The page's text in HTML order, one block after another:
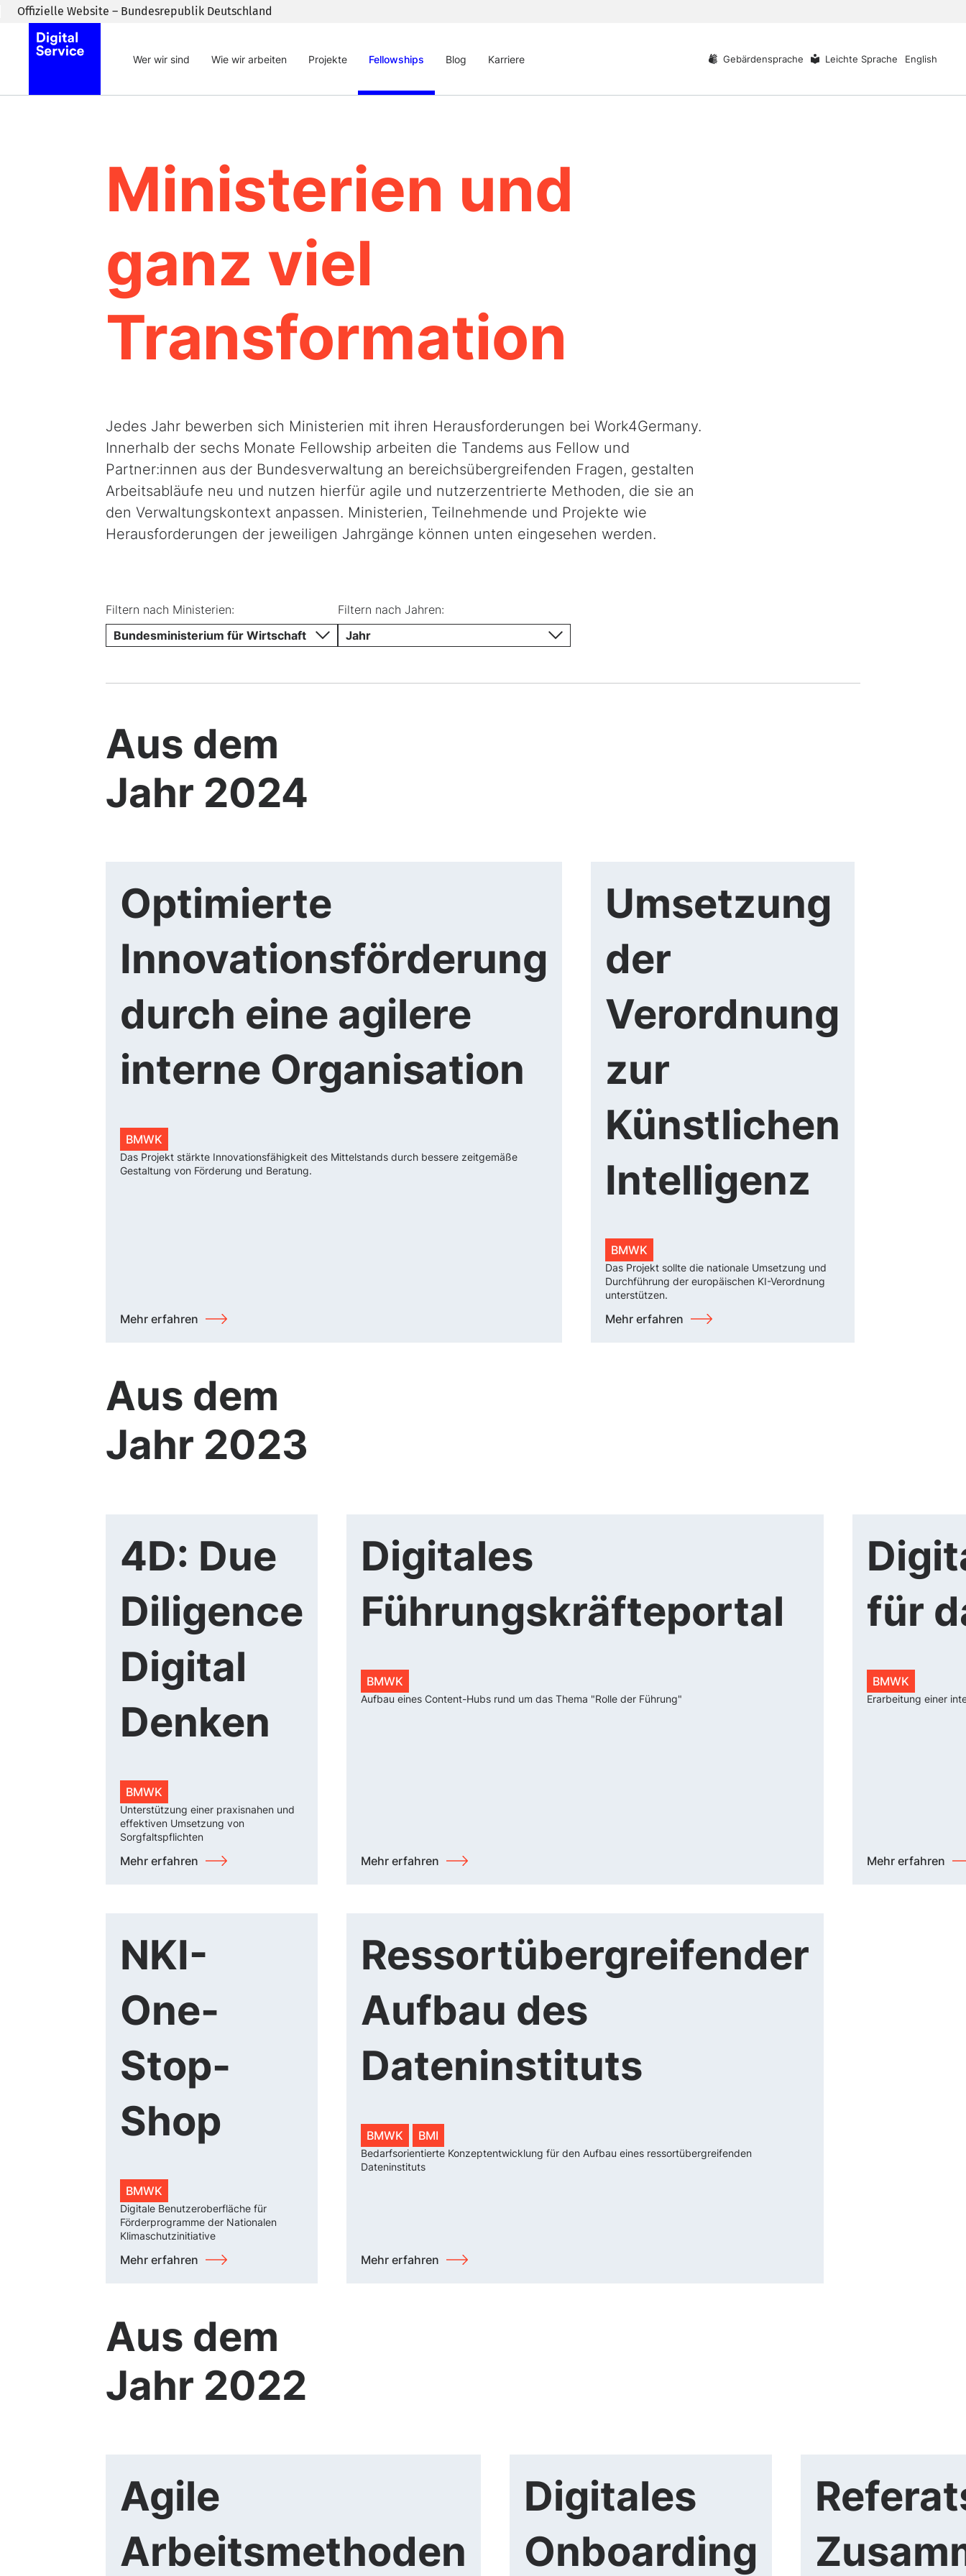
Zum Inhaltsbereich wechseln
Offizielle Website – Bundesrepublik Deutschland
Wer wir sind Wie wir arbeiten Projekte Fellowships Blog Karriere Gebärdensprache Leichte Sprache English
Ministerien und
ganz viel
Transformation
Jedes Jahr bewerben sich Ministerien mit ihren Herausforderungen bei Work4Germany.
Innerhalb der sechs Monate Fellowship arbeiten die Tandems aus Fellow und
Partner:innen aus der Bundesverwaltung an bereichsübergreifenden Fragen, gestalten
Arbeitsabläufe neu und nutzen hierfür agile und nutzerzentrierte Methoden, die sie an
den Verwaltungskontext anpassen. Ministerien, Teilnehmende und Projekte wie
Herausforderungen der jeweiligen Jahrgänge können unten eingesehen werden.
Filtern nach Ministerien:
Bundesministerium für Wirtschaft und Klimaschutz
Filtern nach Jahren:
Jahr
Aus dem
Jahr 2024
Optimierte
Innovationsförderung
durch eine agilere
interne Organisation
BMWK
Das Projekt stärkte Innovationsfähigkeit des Mittelstands durch bessere zeitgemäße
Gestaltung von Förderung und Beratung.
Mehr erfahren
Umsetzung
der
Verordnung
zur
Künstlichen
Intelligenz
BMWK
Das Projekt sollte die nationale Umsetzung und
Durchführung der europäischen KI-Verordnung
unterstützen.
Mehr erfahren
Aus dem
Jahr 2023
4D: Due
Diligence
Digital
Denken
BMWK
Unterstützung einer praxisnahen und
effektiven Umsetzung von
Sorgfaltspflichten
Mehr erfahren
Digitales
Führungskräfteportal
BMWK
Aufbau eines Content-Hubs rund um das Thema "Rolle der Führung"
Mehr erfahren
für
BMWK
Erarbeitung einer
Mehr erfahren
NKI-
One-
Stop-
Shop
BMWK
Digitale Benutzeroberfläche für
Förderprogramme der Nationalen
Klimaschutzinitiative
Mehr erfahren
Ressortübergreifender
Aufbau des
Dateninstituts
BMWK BMI
Bedarfsorientierte Konzeptentwicklung für den Aufbau eines ressortübergreifenden
Dateninstituts
Mehr erfahren
Aus dem
Jahr 2022
Agile
Arbeitsmethoden
Digitales
Onboarding